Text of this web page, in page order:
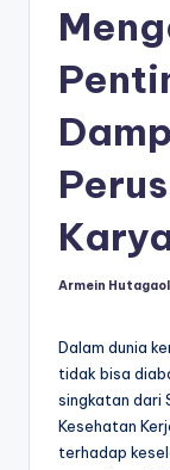
Posted
Armein Hutagaol
Dalam dunia
tidak bisa
singkatan dari
Kesehatan
terhadap